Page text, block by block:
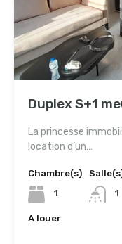
Duplex S+1
La princesse
location d’un…
Chambre(s)
1
1
A louer